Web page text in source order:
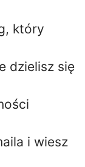
który
dzielisz się
i wiesz